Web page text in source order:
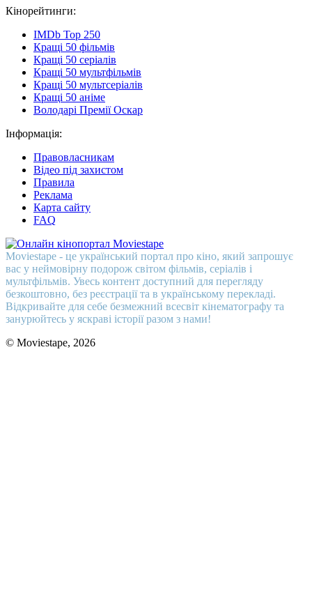
Кінорейтинги:
IMDb Top 250
Кращі 50 фільмів
Кращі 50 серіалів
Кращі 50 мультфільмів
Кращі 50 мультсеріалів
Кращі 50 аніме
Володарі Премії Оскар
Інформація:
Правовласникам
Відео під захистом
Правила
Реклама
Карта сайту
FAQ
Moviestape - це український портал про кіно, який запрошує
вас у неймовірну подорож світом фільмів, серіалів і
мультфільмів. Увесь контент доступний для перегляду
безкоштовно, без реєстрації та в українському перекладі.
Відкривайте для себе безмежний всесвіт кінематографу та
занурюйтесь у яскраві історії разом з нами!
© Moviestape, 2026